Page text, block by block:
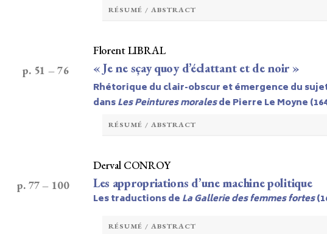
RÉSUMÉ / ABSTRACT
p. 51 – 76 « Je ne sçay quoy d’éclattant et de noir »
Florent LIBRAL
Rhétorique du clair-obscur et émergence du
dansLes Peintures moralesde Pierre Le Moyne
RÉSUMÉ / ABSTRACT
p. 77 – 100 Les appropriations d’une machine politique
Derval CONROY
Les traductions de La Gallerie des femmes fortes
RÉSUMÉ / ABSTRACT